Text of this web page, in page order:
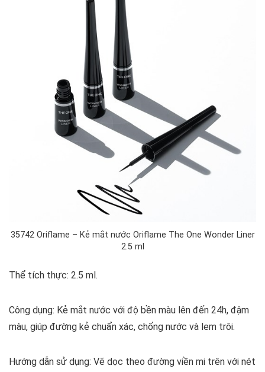
35742 Oriflame – Kẻ mắt nước Oriflame The One Wonder Liner
2.5 ml
Thể tích thực: 2.5 ml.
Công dụng: Kẻ mắt nước với độ bền màu lên đến 24h, đậm
màu, giúp đường kẻ chuẩn xác, chống nước và lem trôi.
Hướng dẫn sử dụng: Vẽ dọc theo đường viền mi trên với nét